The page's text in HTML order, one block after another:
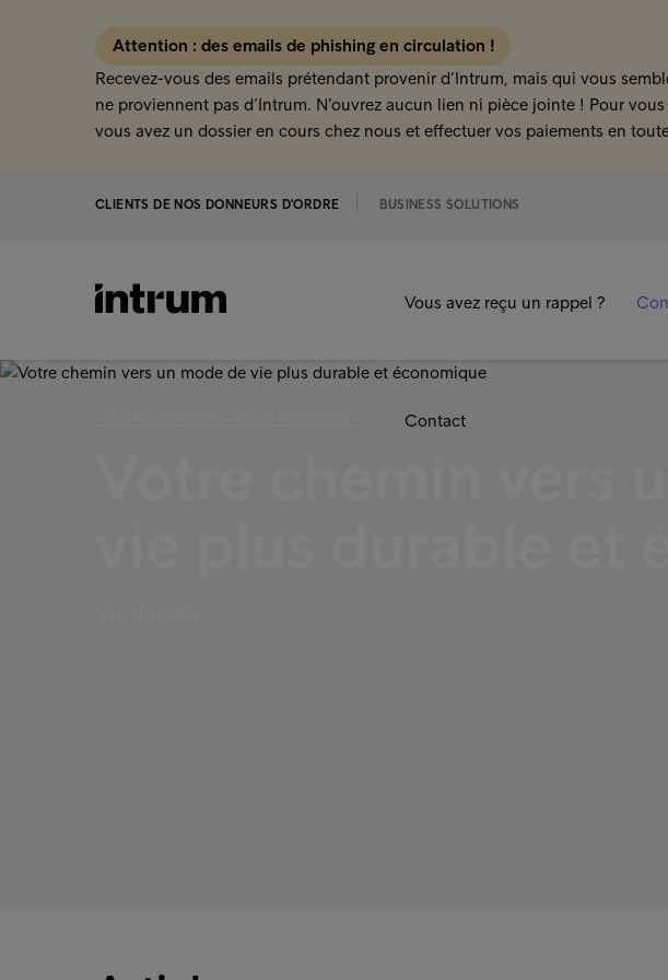
Attention : des emails de phishing en circulation !
Recevez-vous des emails prétendant provenir d’Intrum, mais qui vous
ne proviennent pas d’Intrum. N’ouvrez aucun lien ni pièce jointe ! Pour
vous avez un dossier en cours chez nous et effectuer vos paiements en
CLIENTS DE NOS DONNEURS D'ORDRE BUSINESS SOLUTIONS
Vous avez reçu un rappel ?
Contact